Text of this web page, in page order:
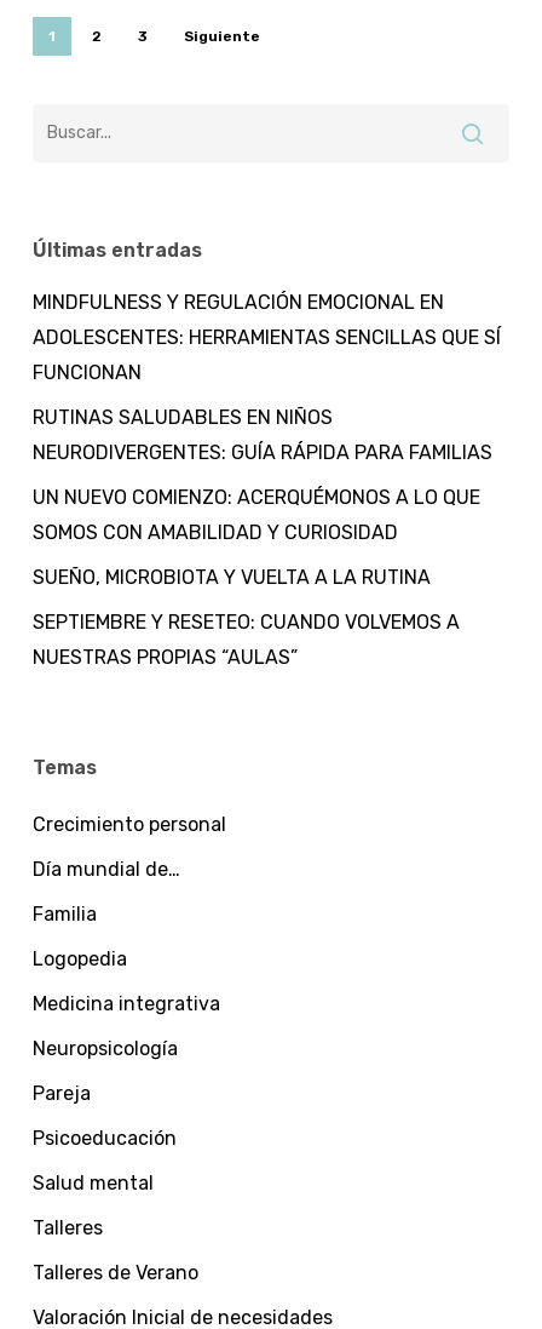
1 2 3 Siguiente
Últimas entradas
MINDFULNESS Y REGULACIÓN EMOCIONAL EN
ADOLESCENTES: HERRAMIENTAS SENCILLAS QUE SÍ
FUNCIONAN
RUTINAS SALUDABLES EN NIÑOS
NEURODIVERGENTES: GUÍA RÁPIDA PARA FAMILIAS
UN NUEVO COMIENZO: ACERQUÉMONOS A LO QUE
SOMOS CON AMABILIDAD Y CURIOSIDAD
SUEÑO, MICROBIOTA Y VUELTA A LA RUTINA
SEPTIEMBRE Y RESETEO: CUANDO VOLVEMOS A
NUESTRAS PROPIAS “AULAS”
Temas
Crecimiento personal
Día mundial de…
Familia
Logopedia
Medicina integrativa
Neuropsicología
Pareja
Psicoeducación
Salud mental
Talleres
Talleres de Verano
Valoración Inicial de necesidades